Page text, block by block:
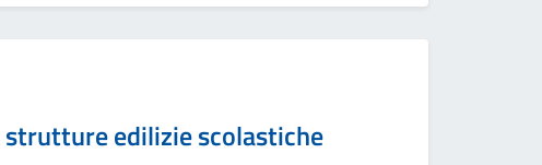
strutture edilizie scolastiche